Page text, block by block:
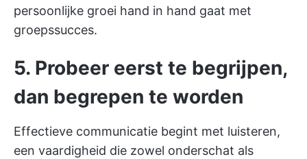
persoonlijke groei hand in hand gaat met
groepssucces.
5. Probeer eerst te begrijpen,
dan begrepen te worden
Effectieve communicatie begint met luisteren,
een vaardigheid die zowel onderschat als